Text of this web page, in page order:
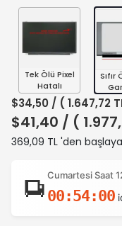
Tek Ölü Pixel
Hatalı
Sıfır
$34,50 / ( 1.647,72
$41,40 / (
369,09 TL 'den
Cumartesi Saat
00:53:59